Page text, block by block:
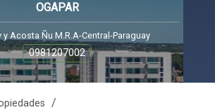
OGAPAR
y Acosta Ñu M.R.A-Central-Paraguay
0981207002
/